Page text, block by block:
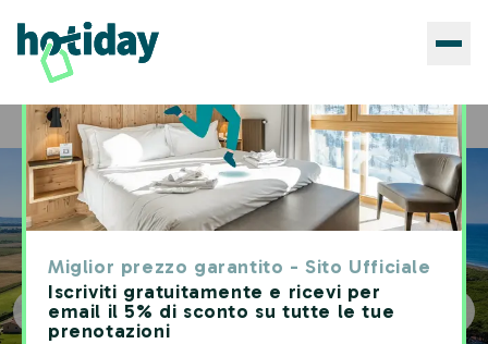
Miglior prezzo garantito - Sito Ufficiale
Iscriviti gratuitamente e ricevi per
email il 5% di sconto su tutte le tue
prenotazioni
Home Hotels Hotiday Montalto Marina